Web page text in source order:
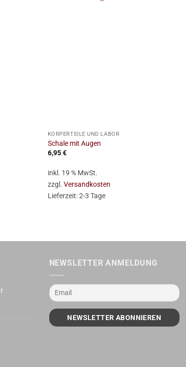
KÖRPERTEILE UND LABOR
Schale mit Augen
6,95€
inkl. 19 % MwSt.
zzgl. Versandkosten
Lieferzeit:2-3 Tage
NEWSLETTER ANMELDUNG